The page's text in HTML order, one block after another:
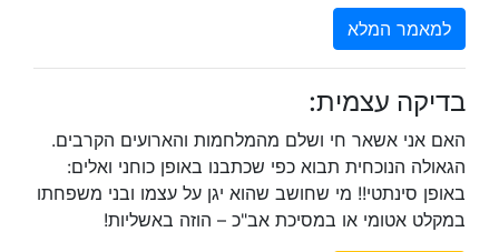
למאמר המלא
בדיקה עצמית:
האם אני אשאר חי ושלם מהמלחמות והארועים הקרבים.
הגאולה הנוכחית תבוא כפי שכתבנו באופן כוחני ואלים:
באופן סינתטי!! מי שחושב שהוא יגן על עצמו ובני משפחתו
במקלט אטומי או במסיכת אב"כ – הוזה באשליות!